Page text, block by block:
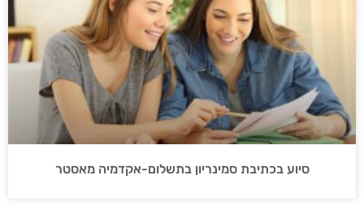
סיוע בכתיבת סמינריון בתשלום-אקדמיה מאסטר